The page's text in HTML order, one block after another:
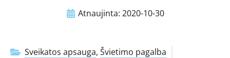
Atnaujinta: 2020-10-30
Sveikatos apsauga, Švietimo pagalba